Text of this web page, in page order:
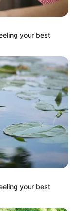
Qatar 2022
NEWS
your best
your best